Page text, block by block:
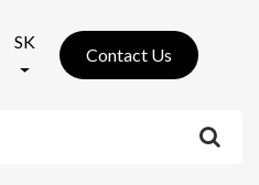
SK
Contact Us